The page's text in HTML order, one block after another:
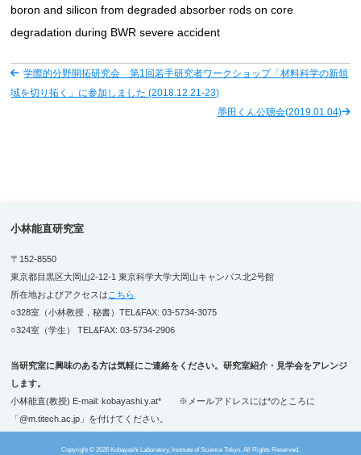
メンバー
boron and silicon from degraded absorber rods on core
degradation during BWR severe accident
学際的分野開拓研究会 第1回若手研究者ワークショップ「材料科学の新領
域を切り拓く」に参加しました (2018.12.21-23)
墨田くん公聴会(2019.01.04)
小林能直研究室
〒152-8550
東京都目黒区大岡山2-12-1 東京科学大学大岡山キャンパス北2号館
所在地およびアクセスは こちら
○328室（小林教授，秘書）TEL&FAX: 03-5734-3075
○324室（学生） TEL&FAX: 03-5734-2906
当研究室に興味のある方は気軽にご連絡をください。研究室紹介・見学会をアレンジ
します。
小林能直(教授) E-mail: kobayashi.y.at* ※メールアドレスには*のところに
「@m.titech.ac.jp」を付けてください。
Copyright © 2026 Kobayashi Laboratory, Institute of Science Tokyo, All Rights Reserved.